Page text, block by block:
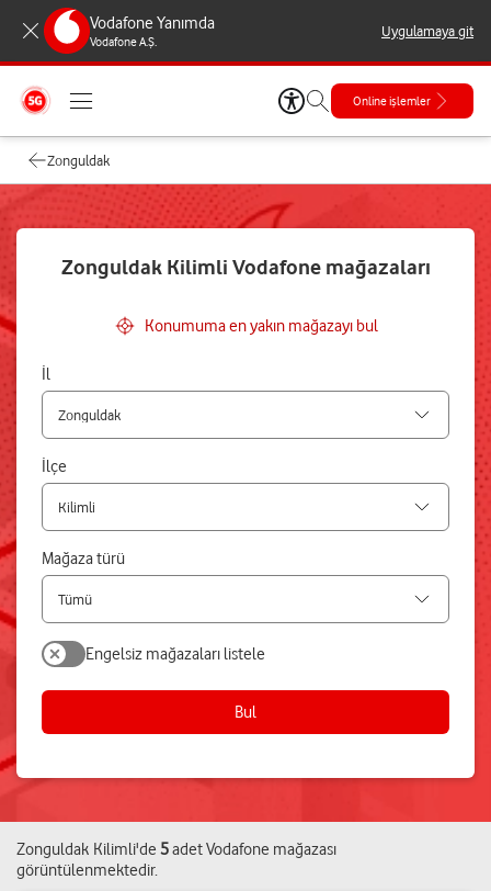
Vodafone Yanımda
Vodafone A.Ş.
Uygulamaya git
Online işlemler
Zonguldak
Zonguldak Kilimli Vodafone mağazaları
Konumuma en yakın mağazayı bul
İl
İlçe
Mağaza türü
Bul
Engelsiz mağazaları listele
Zonguldak Kilimli'de 5adetVodafone mağazası
görüntülenmektedir.